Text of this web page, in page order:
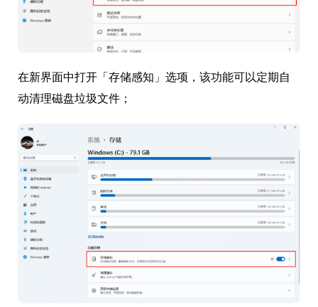
在新界面中打开「存储感知」选项，该功能可以定期自
动清理磁盘垃圾文件；